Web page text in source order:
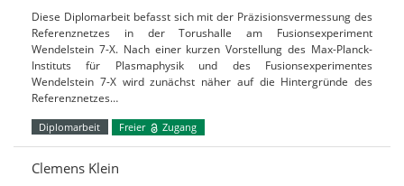
Diese Diplomarbeit befasst sich mit der Präzisionsvermessung des
Referenznetzes in der Torushalle am Fusionsexperiment
Wendelstein 7-X. Nach einer kurzen Vorstellung des Max-Planck-
Instituts für Plasmaphysik und des Fusionsexperimentes
Wendelstein 7-X wird zunächst näher auf die Hintergründe des
Referenznetzes…
Diplomarbeit Freier Zugang
Clemens Klein